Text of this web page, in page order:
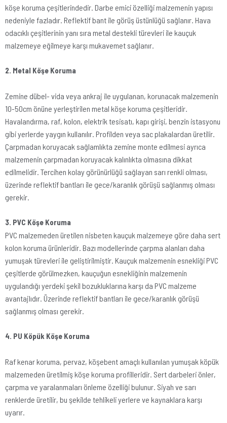
köşe koruma çeşitlerindedir. Darbe emici özelliği malzemenin yapısı
nedeniyle fazladır. Reflektif bant ile görüş üstünlüğü sağlanır. Hava
odacıklı çeşitlerinin yanı sıra metal destekli türevleri ile kauçuk
malzemeye eğilmeye karşı mukavemet sağlanır.
2. Metal Köşe Koruma
Zemine dübel- vida veya ankraj ile uygulanan, korunacak malzemenin
10-50cm önüne yerleştirilen metal köşe koruma çeşitleridir.
Havalandırma, raf, kolon, elektrik tesisatı, kapı girişi, benzin istasyonu
gibi yerlerde yaygın kullanılır. Profilden veya sac plakalardan üretilir.
Çarpmadan koruyacak sağlamlıkta zemine monte edilmesi ayrıca
malzemenin çarpmadan koruyacak kalınlıkta olmasına dikkat
edilmelidir. Tercihen kolay görünürlüğü sağlayan sarı renkli olması,
üzerinde reflektif bantları ile gece/karanlık görüşü sağlanmış olması
gerekir.
3. PVC Köşe Koruma
PVC malzemeden üretilen nisbeten kauçuk malzemeye göre daha sert
kolon koruma ürünleridir. Bazı modellerinde çarpma alanları daha
yumuşak türevleri ile geliştirilmiştir. Kauçuk malzemenin esnekliği PVC
çeşitlerde görülmezken, kauçuğun esnekliğinin malzemenin
uygulandığı yerdeki şekil bozukluklarına karşı da PVC malzeme
avantajlıdır. Üzerinde reflektif bantları ile gece/karanlık görüşü
sağlanmış olması gerekir.
4. PU Köpük Köşe Koruma
Raf kenar koruma, pervaz, köşebent amaçlı kullanılan yumuşak köpük
malzemeden üretilmiş köşe koruma profilleridir. Sert darbeleri önler,
çarpma ve yaralanmaları önleme özelliği bulunur. Siyah ve sarı
renklerde üretilir, bu şekilde tehlikeli yerlere ve kaynaklara karşı
uyarır.